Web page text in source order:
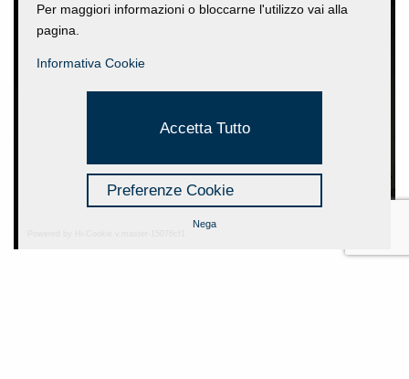
Per maggiori informazioni o bloccarne l'utilizzo vai alla
pagina.
Informativa Cookie
Accetta Tutto
Preferenze Cookie
Nega